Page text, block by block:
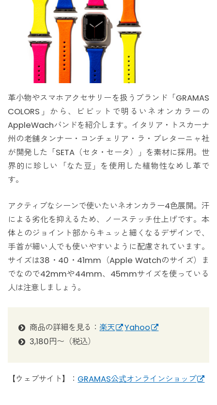
革小物やスマホアクセサリーを扱うブランド「GRAMAS
COLORS」から、ビビットで明るいネオンカラーの
AppleWachバンドを紹介します。イタリア・トスカーナ
州の老舗タンナー・コンチェリア・ラ・ブレターニャ社
が開発した「SETA（セタ・セータ）」を素材に採用。世
界的に珍しい「なた豆」を使用した植物性なめし革で
す。
アクティブなシーンで使いたいネオンカラー4色展開。汗
による劣化を抑えるため、ノーステッチ仕上げです。本
体とのジョイント部からキュッと細くなるデザインで、
手首が細い人でも使いやすいように配慮されています。
サイズは38・40・41mm（Apple Watchのサイズ）ま
でなので42mmや44mm、45mmサイズを使っている
人は注意しましょう。
商品の詳細を見る： 楽天
Yahoo
3,180円〜（税込）
【ウェブサイト】： GRAMAS公式オンラインショップ